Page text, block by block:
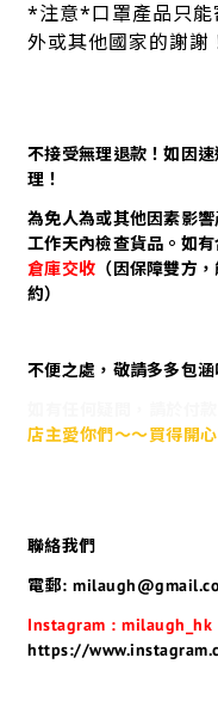
*注意*口罩產品只能
外或其他國家的謝謝
不接受無理退款！如因
理！
為免人為或其他因素影
工作天內檢查貨品。如
倉庫交收 （因保障雙方
約）
不便之處，敬請多多包涵
店主愛你們～～買得開
聯絡我們
電郵:
Instagram : milaugh_hk
https://